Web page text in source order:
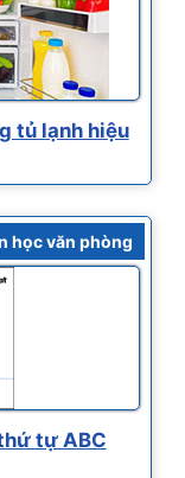
tủ lạnh hiệu
học văn phòng
tự ABC